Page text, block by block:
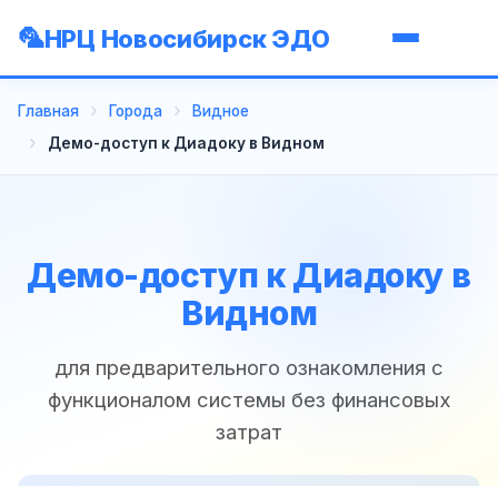
НРЦ Новосибирск ЭДО
Главная Города
Видное
Демо-доступ к Диадоку в Видном
Демо-доступ к Диадоку в
Видном
для предварительного ознакомления с
функционалом системы без финансовых
затрат